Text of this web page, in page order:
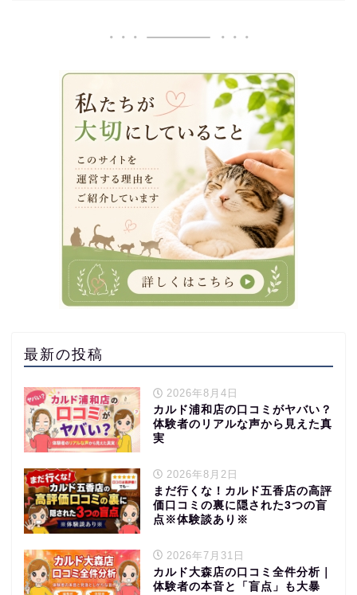
最新の投稿
2026年8月4日
カルド浦和店の口コミがヤバい？
体験者のリアルな声から見えた真
実
2026年8月2日
まだ行くな！カルド五香店の高評
価口コミの裏に隠された3つの盲
点※体験談あり※
2026年7月31日
カルド大森店の口コミ全件分析｜
体験者の本音と「盲点」も大暴